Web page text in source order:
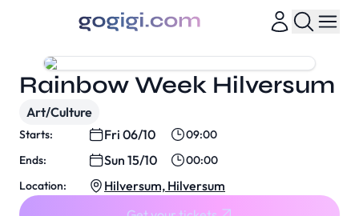
Rainbow Week Hilversum
Art/Culture
Starts: Fri 06/10
09:00
Ends:
Sun 15/10
00:00
Location:
Hilversum, Hilversum